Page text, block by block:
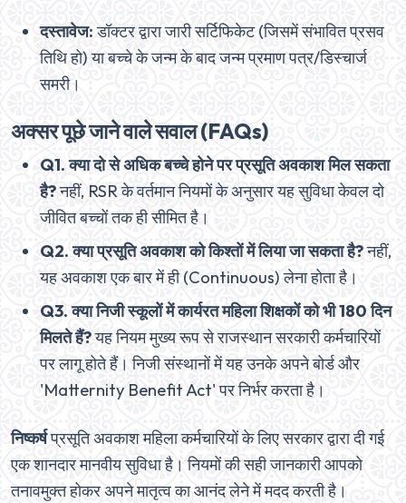
दस्तावेज:डॉक्टर द्वारा जारी सर्टिफिकेट (जिसमें संभावित प्रसव
तिथि हो) या बच्चे के जन्म के बाद जन्म प्रमाण पत्र/डिस्चार्ज
समरी।
अक्सर पूछे जाने वाले सवाल (FAQs)
Q1. क्या दो से अधिक बच्चे होने पर प्रसूति अवकाश मिल सकता
है?नहीं, RSR के वर्तमान नियमों के अनुसार यह सुविधा केवल दो
जीवित बच्चों तक ही सीमित है।
Q2. क्या प्रसूति अवकाश को किश्तों में लिया जा सकता है?नहीं,
यह अवकाश एक बार में ही (Continuous) लेना होता है।
Q3. क्या निजी स्कूलों में कार्यरत महिला शिक्षकों को भी 180 दिन
मिलते हैं?यह नियम मुख्य रूप से राजस्थान सरकारी कर्मचारियों
पर लागू होते हैं। निजी संस्थानों में यह उनके अपने बोर्ड और
'Matternity Benefit Act' पर निर्भर करता है।
निष्कर्षप्रसूति अवकाश महिला कर्मचारियों के लिए सरकार द्वारा दी गई
एक शानदार मानवीय सुविधा है। नियमों की सही जानकारी आपको
तनावमुक्त होकर अपने मातृत्व का आनंद लेने में मदद करती है।